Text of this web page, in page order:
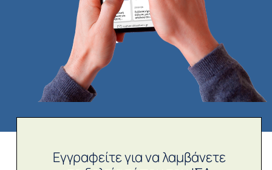
Εγγραφείτε για να λαμβάνετε